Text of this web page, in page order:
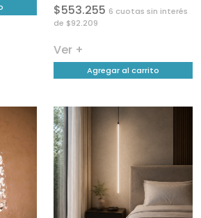
$553.255 6 cuotas sin interés
de $92.209
Ver +
Agregar al carrito